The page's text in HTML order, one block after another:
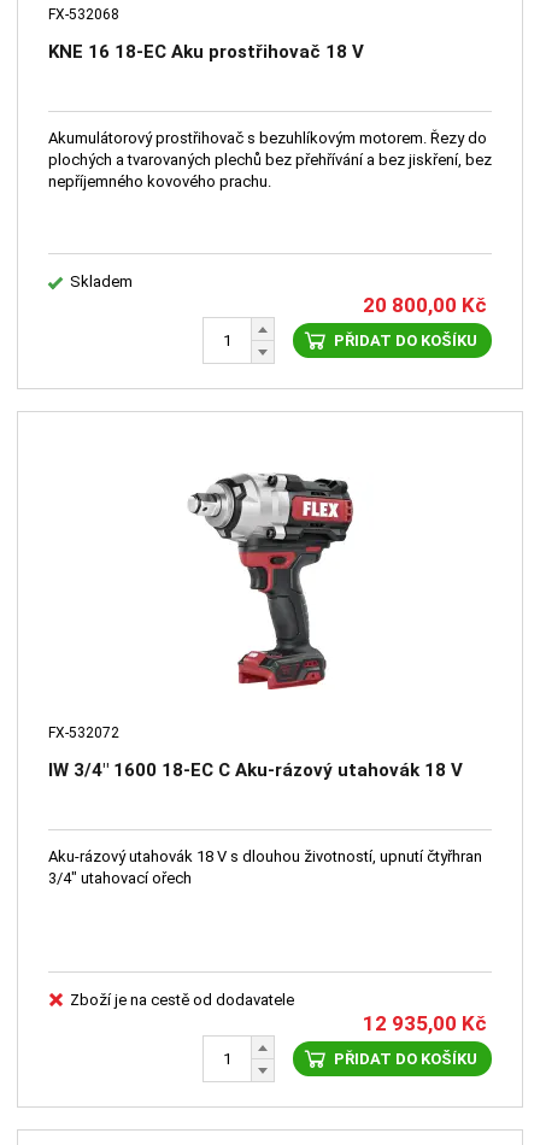
FX-532068
KNE 16 18-EC Aku prostřihovač 18 V
Akumulátorový prostřihovač s bezuhlíkovým motorem. Řezy do
plochých a tvarovaných plechů bez přehřívání a bez jiskření, bez
nepříjemného kovového prachu.
Skladem
20 800,00 Kč
PŘIDAT DO KOŠÍKU
FX-532072
IW 3/4" 1600 18-EC C Aku-rázový utahovák 18 V
Aku-rázový utahovák 18 V s dlouhou životností, upnutí čtyřhran
3/4" utahovací ořech
Zboží je na cestě od dodavatele
12 935,00 Kč
PŘIDAT DO KOŠÍKU